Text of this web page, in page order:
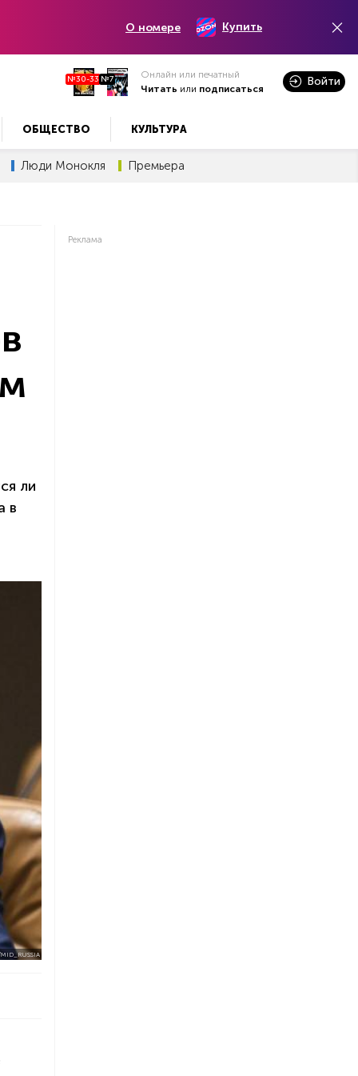
О номере Купить
№30-33 №7
Онлайн или печатный
Читать или подписаться
Войти
ОБЩЕСТВО КУЛЬТУРА
Люди Монокля Премьера
ли
в
Реклама